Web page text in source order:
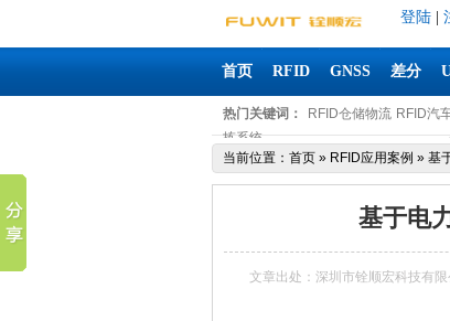
登陆
首页 RFID GNSS 差分
热门关键词： RFID仓储物流 RFID汽
拣系统
当前位置： 首页 » RFID应用案例 » 基
基于电
文章出处：深圳市铨顺宏科技有限